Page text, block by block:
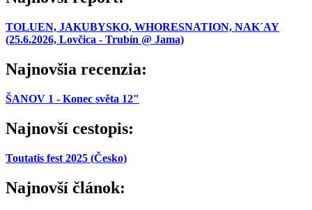
TOLUEN, JAKUBYSKO, WHORESNATION, NAK´AY
(25.6.2026, Lovčica - Trubín @ Jama)
Najnovšia recenzia:
ŠANOV 1 - Konec světa 12"
Najnovší cestopis:
Toutatis fest 2025 (Česko)
Najnovší článok: